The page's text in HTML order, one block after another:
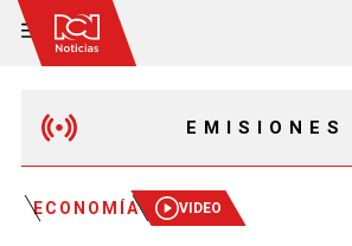
EMISIONES
EMISIÓN 12:30 PM
ECONOMÍA VIDEO